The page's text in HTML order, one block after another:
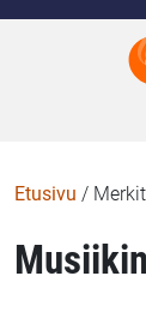
Etusivu /